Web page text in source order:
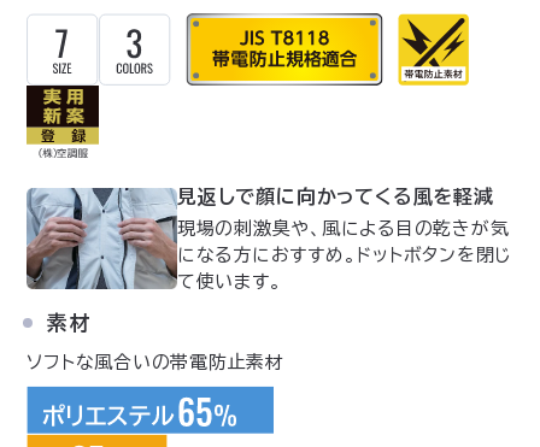
見返しで顔に向かってくる風を軽減
現場の刺激臭や、風による目の乾きが気
になる方におすすめ。ドットボタンを閉じ
て使います。
素材
ソフトな風合いの帯電防止素材